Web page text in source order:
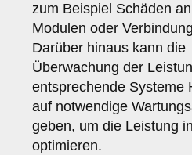
zum Beispiel Schäden
Modulen oder
Darüber hinaus kann die
Überwachung der
entsprechende Systeme
auf notwendige
geben, um die Leistung
optimieren.